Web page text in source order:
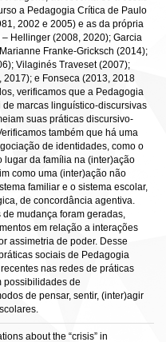
a Pedagogia Crítica de Paulo
2002 e 2005) e as da própria
Hellinger (2008, 2020); Garcia
Franke-Gricksch (2014);
Vilaginés Traveset (2007);
2017); e Fonseca (2013, 2018
verificamos que a Pedagogia
de marcas linguístico-discursivas
suas práticas discursivo-
também que há uma
de identidades, como o
lugar da família na (inter)ação
como uma (inter)ação não
familiar e o sistema escolar,
de concordância agentiva.
mudança foram geradas,
em relação a interações
assimetria de poder. Desse
sociais de Pedagogia
nas redes de práticas
possibilidades de
de pensar, sentir, (inter)agir
about the “crisis” in